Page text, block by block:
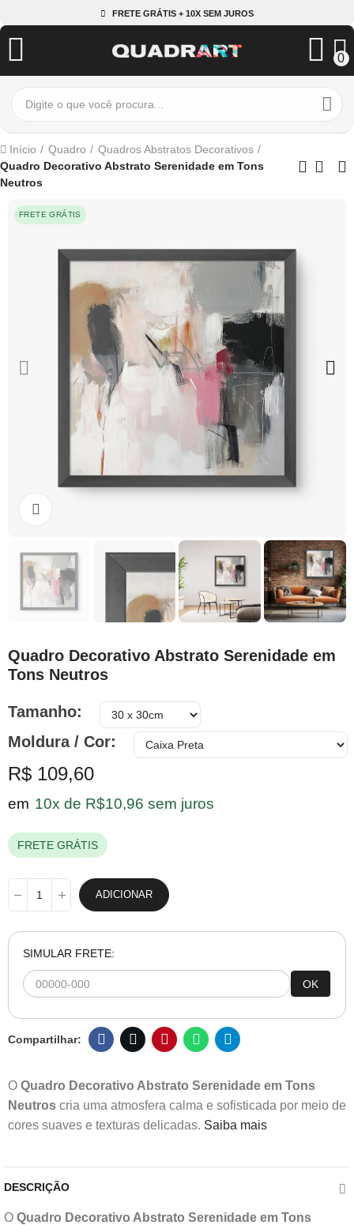
FRETE GRÁTIS + 10X SEM JUROS
0
Início Quadro
Quadros Abstratos Decorativos
Quadro Decorativo Abstrato Serenidade em Tons
Neutros
FRETE GRÁTIS
Quadro Decorativo Abstrato Serenidade em
Tons Neutros
Tamanho
Moldura / Cor
R$ 109,60
em 10x de R$10,96 sem juros
FRETE GRÁTIS
ADICIONAR
SIMULAR FRETE:
OK
O Quadro Decorativo Abstrato Serenidade em Tons
Neutros cria uma atmosfera calma e sofisticada por meio de
cores suaves e texturas delicadas. Saiba mais
DESCRIÇÃO
O Quadro Decorativo Abstrato Serenidade em Tons